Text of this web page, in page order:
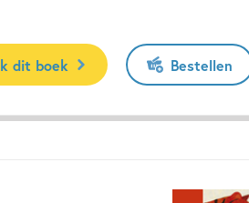
dit boek Bestellen